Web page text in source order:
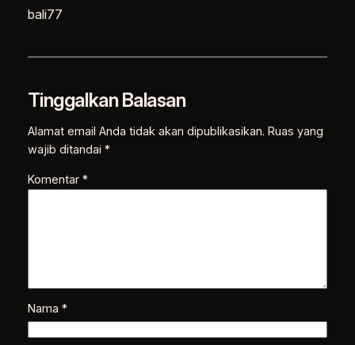
bali77
Tinggalkan Balasan
Alamat email Anda tidak akan dipublikasikan. Ruas yang
wajib ditandai *
Komentar *
Nama *